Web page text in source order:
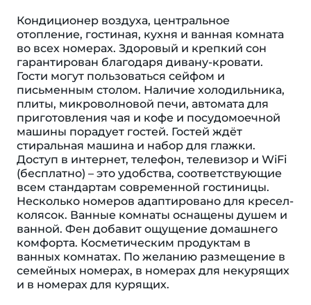
Кондиционер воздуха, центральное
отопление, гостиная, кухня и ванная комната
во всех номерах. Здоровый и крепкий сон
гарантирован благодаря дивану-кровати.
Гости могут пользоваться сейфом и
письменным столом. Наличие холодильника,
плиты, микроволновой печи, автомата для
приготовления чая и кофе и посудомоечной
машины порадует гостей. Гостей ждёт
стиральная машина и набор для глажки.
Доступ в интернет, телефон, телевизор и WiFi
(бесплатно) – это удобства, соответствующие
всем стандартам современной гостиницы.
Несколько номеров адаптировано для кресел-
колясок. Ванные комнаты оснащены душем и
ванной. Фен добавит ощущение домашнего
комфорта. Косметическим продуктам в
ванных комнатах. По желанию размещение в
семейных номерах, в номерах для некурящих
и в номерах для курящих.